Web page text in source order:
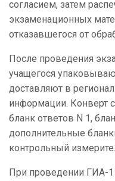
согласием, затем
экзаменационных
отказавшегося от
После проведения
учащегося
доставляют в
информации. Конверт
бланк ответов N 1,
дополнительные
контрольный
При проведении ГИА-